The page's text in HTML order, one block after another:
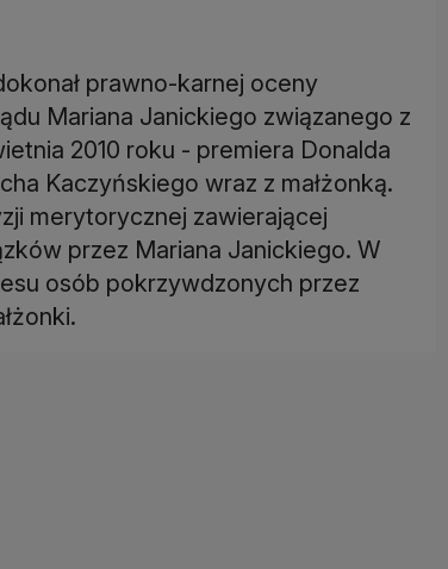
prawno-karnej oceny
Mariana Janickiego związanego z
2010 roku - premiera Donalda
Kaczyńskiego wraz z małżonką.
merytorycznej zawierającej
przez Mariana Janickiego. W
osób pokrzywdzonych przez